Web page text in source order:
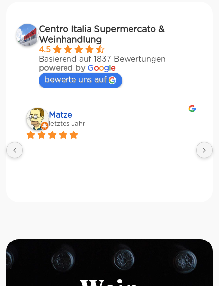
Centro Italia Supermercato &
Weinhandlung
4.5
Basierend auf 1837 Bewertungen
powered by Google
bewerte uns auf
Matze
letztes Jahr